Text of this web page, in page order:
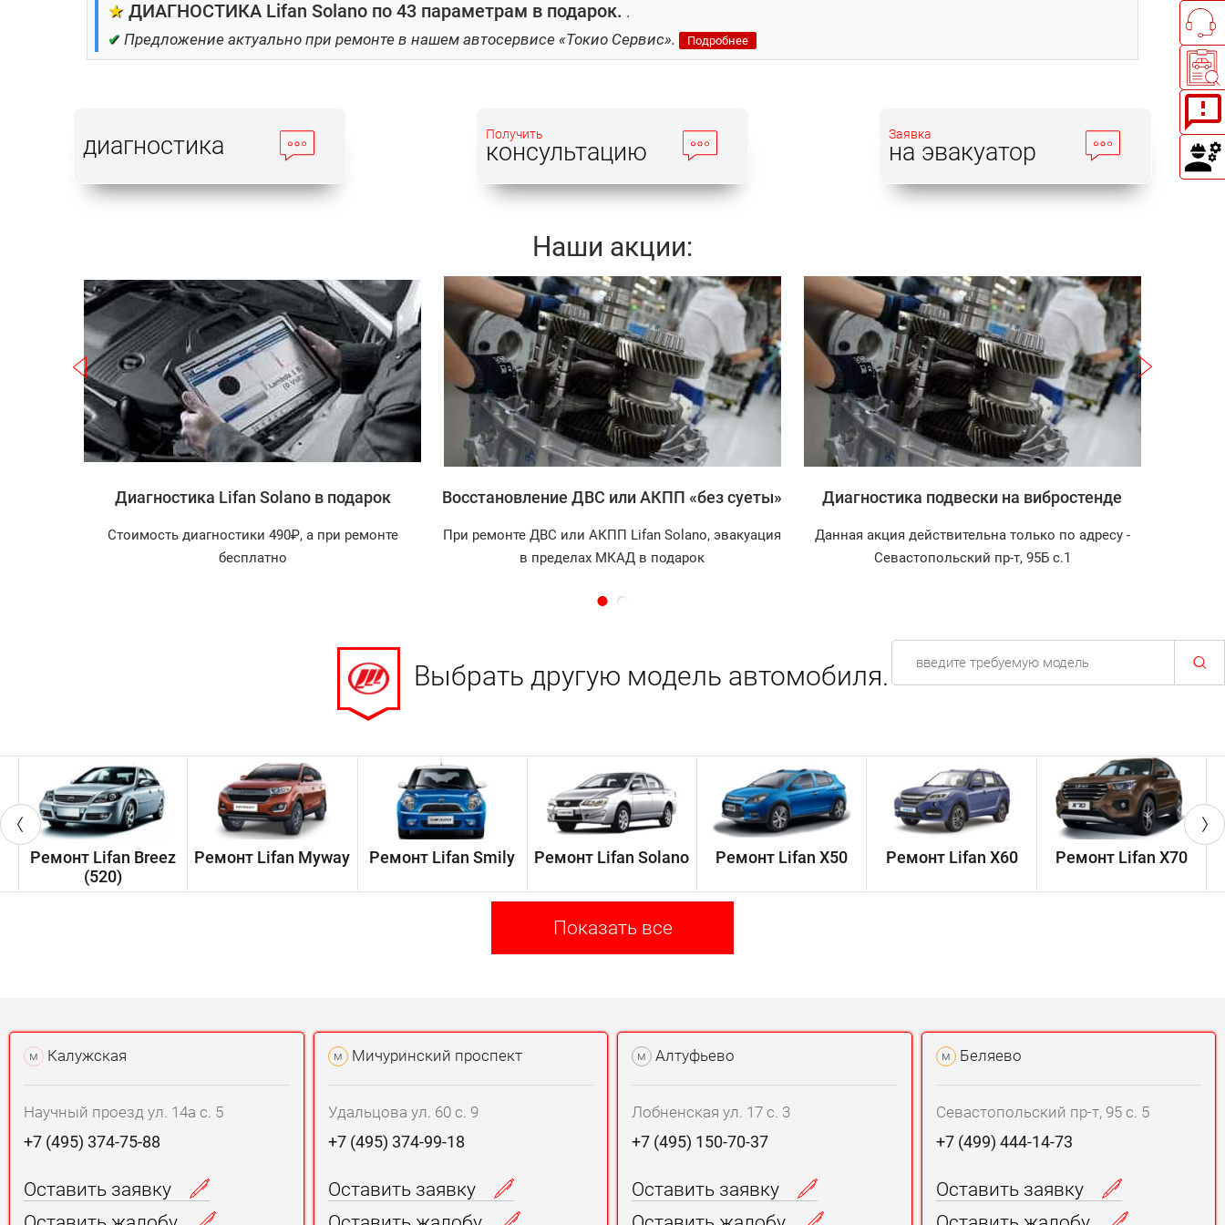
★ ДИАГНОСТИКА Lifan Solano по 43 параметрам в подарок. .
✔ Предложение актуально при ремонте в нашем автосервисе «Токио Сервис». Подробнее
диагностика Получить
консультацию
Заявка
на эвакуатор
Наши акции:
Записаться
Диагностика Lifan Solano в подарок
Стоимость диагностики 490₽, а при ремонте
бесплатно
Записаться
Восстановление ДВС или АКПП «без суеты»
При ремонте ДВС или АКПП Lifan Solano, эвакуация
в пределах МКАД в подарок
Записаться
Диагностика подвески на вибростенде
Данная акция действительна только по адресу -
Севастопольский пр-т, 95Б с.1
Выбрать другую модель автомобиля.
Ремонт Lifan Breez
(520)
Ремонт Lifan Myway Ремонт Lifan Smily Ремонт Lifan Solano Ремонт Lifan X50 Ремонт Lifan X60 Ремонт Lifan X70
Показать все
м Калужская
Научный проезд ул. 14а с. 5
+7 (495) 374-75-88
Оставить заявку
м Мичуринский проспект
Удальцова ул. 60 с. 9
+7 (495) 374-99-18
Оставить заявку
м Алтуфьево
Лобненская ул. 17 с. 3
+7 (495) 150-70-37
Оставить заявку
м Беляево
Севастопольский пр-т, 95 с. 5
+7 (499) 444-14-73
Оставить заявку